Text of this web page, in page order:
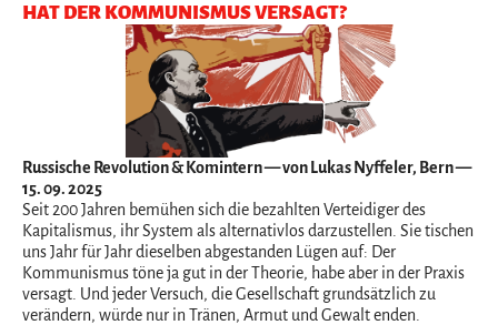
HAT DER KOMMUNISMUS VERSAGT?
Russische Revolution & Komintern— von Lukas Nyffeler, Bern —
15. 09. 2025
Seit 200 Jahren bemühen sich die bezahlten Verteidiger des
Kapitalismus, ihr System als alternativlos darzustellen. Sie tischen
uns Jahr für Jahr dieselben abgestanden Lügen auf: Der
Kommunismus töne ja gut in der Theorie, habe aber in der Praxis
versagt. Und jeder Versuch, die Gesellschaft grundsätzlich zu
verändern, würde nur in Tränen, Armut und Gewalt enden.